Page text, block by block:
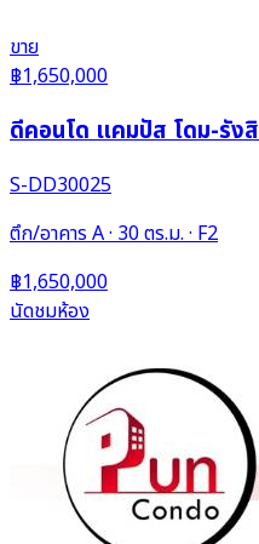
ขาย
฿1,650,000
ดีคอนโด แคมปัส โดม-รัง
S-DD30025
ตึก/อาคาร A · 30 ตร.ม. · F2
฿1,650,000
นัดชมห้อง